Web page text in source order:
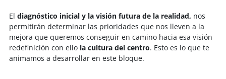
El diagnóstico inicial y la visión futura de la realidad, nos
permitirán determinar las prioridades que nos lleven a la
mejora que queremos conseguir en camino hacia esa visión
redefinición con ello la cultura del centro. Esto es lo que te
animamos a desarrollar en este bloque.